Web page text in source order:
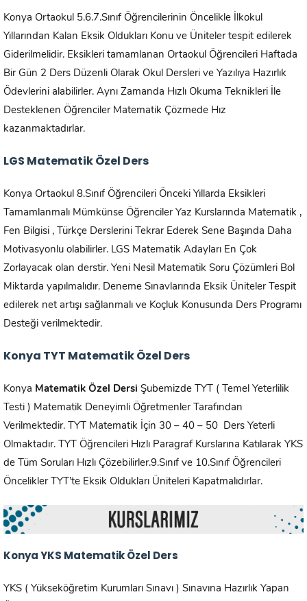
Konya Ortaokul 5.6.7.Sınıf Öğrencilerinin Öncelikle İlkokul
Yıllarından Kalan Eksik Oldukları Konu ve Üniteler tespit edilerek
Giderilmelidir. Eksikleri tamamlanan Ortaokul Öğrencileri Haftada
Bir Gün 2 Ders Düzenli Olarak Okul Dersleri ve Yazılıya Hazırlık
Ödevlerini alabilirler. Aynı Zamanda Hızlı Okuma Teknikleri İle
Desteklenen Öğrenciler Matematik Çözmede Hız
kazanmaktadırlar.
LGS Matematik Özel Ders
Konya Ortaokul 8.Sınıf Öğrencileri Önceki Yıllarda Eksikleri
Tamamlanmalı Mümkünse Öğrenciler Yaz Kurslarında Matematik ,
Fen Bilgisi , Türkçe Derslerini Tekrar Ederek Sene Başında Daha
Motivasyonlu olabilirler. LGS Matematik Adayları En Çok
Zorlayacak olan derstir. Yeni Nesil Matematik Soru Çözümleri Bol
Miktarda yapılmalıdır. Deneme Sınavlarında Eksik Üniteler Tespit
edilerek net artışı sağlanmalı ve Koçluk Konusunda Ders Programı
Desteği verilmektedir.
Konya TYT Matematik Özel Ders
Konya Matematik Özel Dersi Şubemizde TYT ( Temel Yeterlilik
Testi ) Matematik Deneyimli Öğretmenler Tarafından
Verilmektedir. TYT Matematik İçin 30 – 40 – 50 Ders Yeterli
Olmaktadır. TYT Öğrencileri Hızlı Paragraf Kurslarına Katılarak YKS
de Tüm Soruları Hızlı Çözebilirler.9.Sınıf ve 10.Sınıf Öğrencileri
Öncelikler TYT’te Eksik Oldukları Üniteleri Kapatmalıdırlar.
Konya YKS Matematik Özel Ders
YKS ( Yükseköğretim Kurumları Sınavı ) Sınavına Hazırlık Yapan